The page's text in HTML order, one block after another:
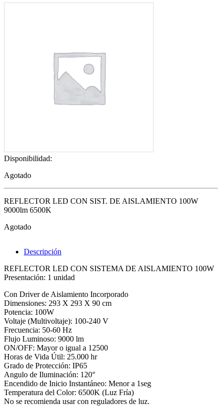
Disponibilidad:
Agotado
REFLECTOR LED CON SIST. DE AISLAMIENTO 100W
9000lm 6500K
Agotado
Descripción
REFLECTOR LED CON SISTEMA DE AISLAMIENTO 100W
Presentación: 1 unidad
Con Driver de Aislamiento Incorporado
Dimensiones: 293 X 293 X 90 cm
Potencia: 100W
Voltaje (Multivoltaje): 100-240 V
Frecuencia: 50-60 Hz
Flujo Luminoso: 9000 lm
ON/OFF: Mayor o igual a 12500
Horas de Vida Útil: 25.000 hr
Grado de Protección: IP65
Angulo de Iluminación: 120°
Encendido de Inicio Instantáneo: Menor a 1seg
Temperatura del Color: 6500K (Luz Fría)
No se recomienda usar con reguladores de luz.